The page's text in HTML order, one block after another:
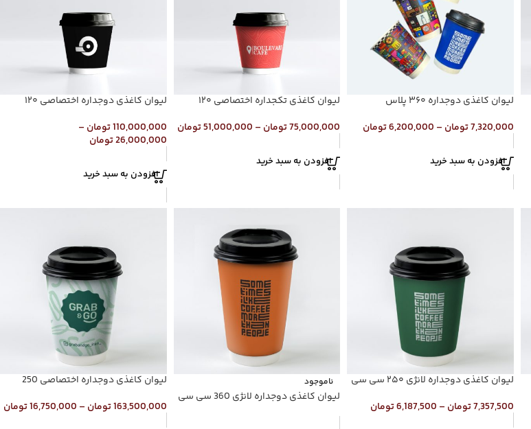
لیوان کاغذی دوجداره ۳۶۰ پلاس
7,320,000تومان –
6,200,000تومان
افزودن به سبد خرید
لیوان کاغذی تکجداره اختصاصی ۱۲۰
75,000,000تومان –
51,000,000تومان
افزودن به سبد خرید
لیوان کاغذی دوجداره اختصاصی ۱۲۰
110,000,000تومان –
26,000,000تومان
افزودن به سبد خرید
لیوان کاغذی دوجداره لانژی ۲۵۰ سی سی
7,357,500تومان –
6,187,500تومان
ناموجود
لیوان کاغذی دوجداره لانژی 360 سی سی
لیوان کاغذی دوجداره اختصاصی 250
163,500,000تومان –
16,750,000تومان